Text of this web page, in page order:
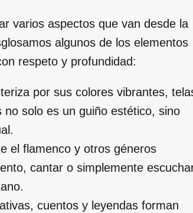
varios aspectos que van desde la
algunos de los elementos
respeto y profundidad:
por sus colores vibrantes,
solo es un guiño estético, sino
el flamenco y otros géneros
cantar o simplemente
cuentos y leyendas forman